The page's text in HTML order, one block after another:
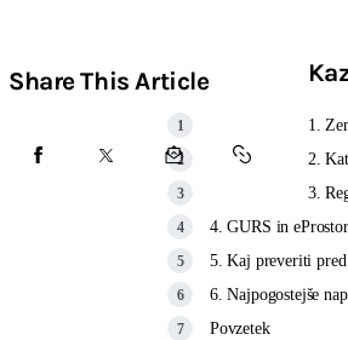
Share This Article
1.
2.
3.
4. GURS in
5. Kaj preveriti
6. Najpogostejše
Povzetek